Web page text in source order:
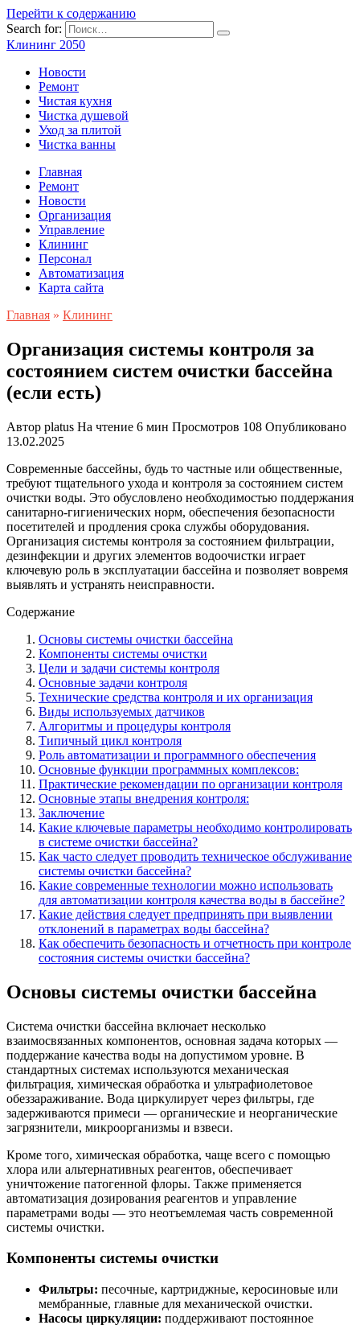
Перейти к содержанию
Search for:
Клининг 2050
Новости
Ремонт
Чистая кухня
Чистка душевой
Уход за плитой
Чистка ванны
Главная
Ремонт
Новости
Организация
Управление
Клининг
Персонал
Автоматизация
Карта сайта
Главная » Клининг
Организация системы контроля за
состоянием систем очистки бассейна
(если есть)
Автор platus На чтение 6 мин Просмотров 108 Опубликовано
13.02.2025
Современные бассейны, будь то частные или общественные,
требуют тщательного ухода и контроля за состоянием систем
очистки воды. Это обусловлено необходимостью поддержания
санитарно-гигиенических норм, обеспечения безопасности
посетителей и продления срока службы оборудования.
Организация системы контроля за состоянием фильтрации,
дезинфекции и других элементов водоочистки играет
ключевую роль в эксплуатации бассейна и позволяет вовремя
выявлять и устранять неисправности.
Содержание
Основы системы очистки бассейна
Компоненты системы очистки
Цели и задачи системы контроля
Основные задачи контроля
Технические средства контроля и их организация
Виды используемых датчиков
Алгоритмы и процедуры контроля
Типичный цикл контроля
Роль автоматизации и программного обеспечения
Основные функции программных комплексов:
Практические рекомендации по организации контроля
Основные этапы внедрения контроля:
Заключение
Какие ключевые параметры необходимо контролировать
в системе очистки бассейна?
Как часто следует проводить техническое обслуживание
системы очистки бассейна?
Какие современные технологии можно использовать
для автоматизации контроля качества воды в бассейне?
Какие действия следует предпринять при выявлении
отклонений в параметрах воды бассейна?
Как обеспечить безопасность и отчетность при контроле
состояния системы очистки бассейна?
Основы системы очистки бассейна
Система очистки бассейна включает несколько
взаимосвязанных компонентов, основная задача которых —
поддержание качества воды на допустимом уровне. В
стандартных системах используются механическая
фильтрация, химическая обработка и ультрафиолетовое
обеззараживание. Вода циркулирует через фильтры, где
задерживаются примеси — органические и неорганические
загрязнители, микроорганизмы и взвеси.
Кроме того, химическая обработка, чаще всего с помощью
хлора или альтернативных реагентов, обеспечивает
уничтожение патогенной флоры. Также применяется
автоматизация дозирования реагентов и управление
параметрами воды — это неотъемлемая часть современной
системы очистки.
Компоненты системы очистки
Фильтры: песочные, картриджные, керосиновые или
мембранные, главные для механической очистки.
Насосы циркуляции: поддерживают постоянное